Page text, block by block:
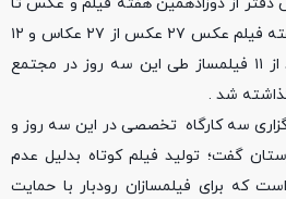
کنون افزود؛ در سیزدهمین هفته فیلم عکس ۲۷ عکس از ۲۷ عکاس و ۱۲
فیلم کوتاه داستانی و مستند از ۱۱ فیلمساز طی این سه روز در مجتمع
شد .
سه کارگاه تخصصی در این سه روز و
گفت؛ تولید فیلم کوتاه بدلیل عدم
که برای فیلمسازان رودبار با حمایت